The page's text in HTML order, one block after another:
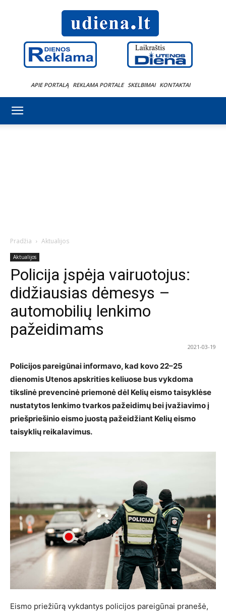
APIE PORTALĄ REKLAMA PORTALE SKELBIMAI KONTAKTAI
Pradžia Aktualijos
Aktualijos
Policija įspėja vairuotojus:
didžiausias dėmesys –
automobilių lenkimo
pažeidimams
2021-03-19
Policijos pareigūnai informavo, kad kovo 22–25
dienomis Utenos apskrities keliuose bus vykdoma
tikslinė prevencinė priemonė dėl Kelių eismo taisyklėse
nustatytos lenkimo tvarkos pažeidimų bei įvažiavimo į
priešpriešinio eismo juostą pažeidžiant Kelių eismo
taisyklių reikalavimus.
Eismo priežiūrą vykdantys policijos pareigūnai pranešė,